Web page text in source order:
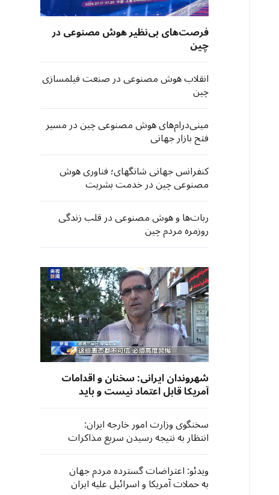
فرصت‌های بی‌نظیر هوش مصنوعی در
چین
انقلاب هوش مصنوعی در صنعت فیلمسازی
چین
مینی‌درام‌های هوش مصنوعی چین در مسیر
فتح بازار جهانی
کنفرانس جهانی شانگهای؛ فناوری هوش
مصنوعی چین در خدمت بشریت
ربات‌ها و هوش مصنوعی در قلب زندگی
روزمره مردم چین
شهروندان ایرانی: سخنان و اقدامات
آمریکا قابل اعتماد نیست و باید
بسیار هوشیار بود
سخنگوی وزارت امور خارجه ایران:
انتظار به نتیجه رسیدن سریع مذاکرات
معقول نیست
ویدئو: اعتراضات گسترده مردم جهان
به حملات آمریکا و اسرائیل علیه ایران